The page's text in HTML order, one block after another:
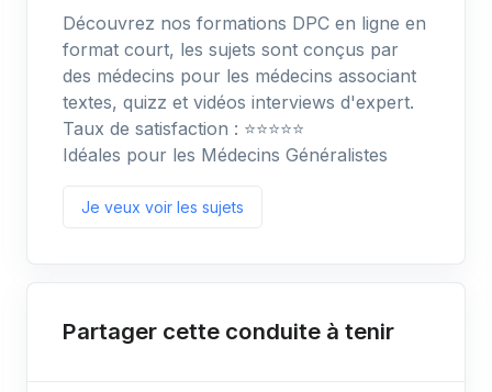
Découvrez nos formations DPC en ligne en
format court, les sujets sont conçus par
des médecins pour les médecins associant
textes, quizz et vidéos interviews d'expert.
Taux de satisfaction : ⭐️⭐️⭐️⭐️⭐️
Idéales pour les Médecins Généralistes
Je veux voir les sujets
Partager cette conduite à tenir